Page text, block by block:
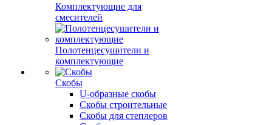
Комплектующие для
смесителей
Полотенцесушители и
комплектующие
Скобы
U-образные скобы
Скобы строительные
Скобы для степлеров